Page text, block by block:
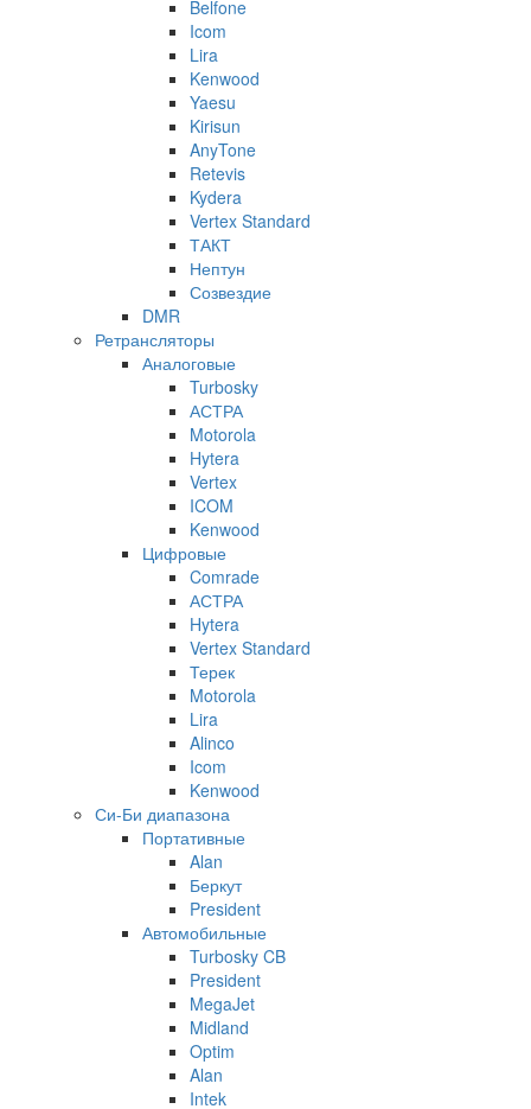
Belfone
Icom
Lira
Kenwood
Yaesu
Kirisun
AnyTone
Retevis
Kydera
Vertex Standard
ТАКТ
Нептун
Созвездие
DMR
Ретрансляторы
Аналоговые
Turbosky
АСТРА
Motorola
Hytera
Vertex
ICOM
Kenwood
Цифровые
Comrade
АСТРА
Hytera
Vertex Standard
Терек
Motorola
Lira
Alinco
Icom
Kenwood
Си-Би диапазона
Портативные
Alan
Беркут
President
Автомобильные
Turbosky CB
President
MegaJet
Midland
Optim
Alan
Intek